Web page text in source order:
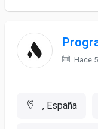
Hace
, España